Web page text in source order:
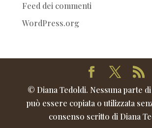
Feed dei commenti
WordPress.org
© Diana Tedoldi. Nessuna parte
può essere copiata o utilizzata
consenso scritto di Diana